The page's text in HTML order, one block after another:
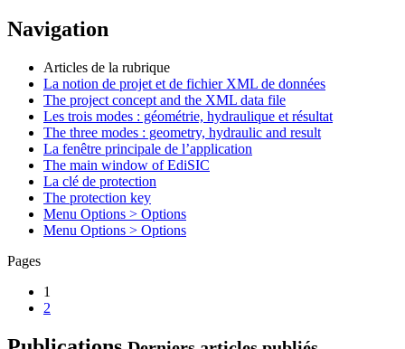
Navigation
Articles de la rubrique
La notion de projet et de fichier XML de données
The project concept and the XML data file
Les trois modes : géométrie, hydraulique et résultat
The three modes : geometry, hydraulic and result
La fenêtre principale de l’application
The main window of EdiSIC
La clé de protection
The protection key
Menu Options > Options
Menu Options > Options
Pages
1
2